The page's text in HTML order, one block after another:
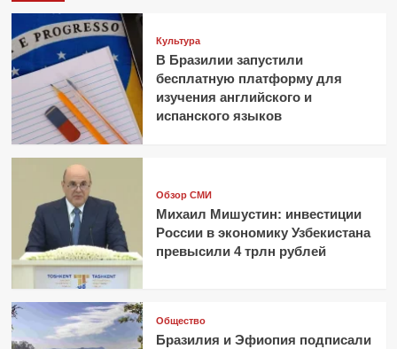
Культура
В Бразилии запустили
бесплатную платформу для
изучения английского и
испанского языков
Обзор СМИ
Михаил Мишустин: инвестиции
России в экономику Узбекистана
превысили 4 трлн рублей
Общество
Бразилия и Эфиопия подписали